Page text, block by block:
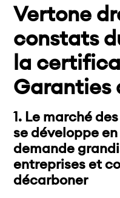
Vertone
constats
la
Garanties
1. Le marché
se développe
demande
entreprises et
décarboner